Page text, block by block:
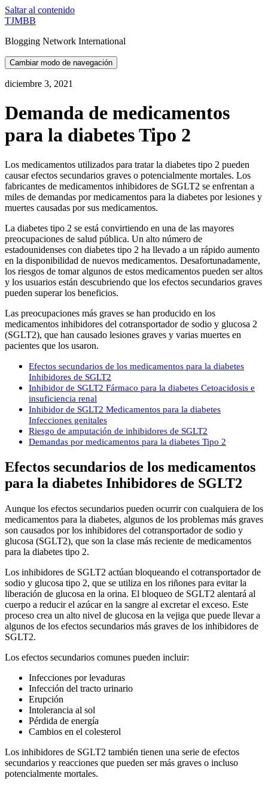
Saltar al contenido
TJMBB
Blogging Network International
Cambiar modo de navegación
diciembre 3, 2021
Demanda de medicamentos
para la diabetes Tipo 2
Los medicamentos utilizados para tratar la diabetes tipo 2 pueden
causar efectos secundarios graves o potencialmente mortales. Los
fabricantes de medicamentos inhibidores de SGLT2 se enfrentan a
miles de demandas por medicamentos para la diabetes por lesiones y
muertes causadas por sus medicamentos.
La diabetes tipo 2 se está convirtiendo en una de las mayores
preocupaciones de salud pública. Un alto número de
estadounidenses con diabetes tipo 2 ha llevado a un rápido aumento
en la disponibilidad de nuevos medicamentos. Desafortunadamente,
los riesgos de tomar algunos de estos medicamentos pueden ser altos
y los usuarios están descubriendo que los efectos secundarios graves
pueden superar los beneficios.
Las preocupaciones más graves se han producido en los
medicamentos inhibidores del cotransportador de sodio y glucosa 2
(SGLT2), que han causado lesiones graves y varias muertes en
pacientes que los usaron.
Efectos secundarios de los medicamentos para la diabetes
Inhibidores de SGLT2
Inhibidor de SGLT2 Fármaco para la diabetes Cetoacidosis e
insuficiencia renal
Inhibidor de SGLT2 Medicamentos para la diabetes
Infecciones genitales
Riesgo de amputación de inhibidores de SGLT2
Demandas por medicamentos para la diabetes Tipo 2
Efectos secundarios de los medicamentos
para la diabetes Inhibidores de SGLT2
Aunque los efectos secundarios pueden ocurrir con cualquiera de los
medicamentos para la diabetes, algunos de los problemas más graves
son causados por los inhibidores del cotransportador de sodio y
glucosa (SGLT2), que son la clase más reciente de medicamentos
para la diabetes tipo 2.
Los inhibidores de SGLT2 actúan bloqueando el cotransportador de
sodio y glucosa tipo 2, que se utiliza en los riñones para evitar la
liberación de glucosa en la orina. El bloqueo de SGLT2 alentará al
cuerpo a reducir el azúcar en la sangre al excretar el exceso. Este
proceso crea un alto nivel de glucosa en la vejiga que puede llevar a
algunos de los efectos secundarios más graves de los inhibidores de
SGLT2.
Los efectos secundarios comunes pueden incluir:
Infecciones por levaduras
Infección del tracto urinario
Erupción
Intolerancia al sol
Pérdida de energía
Cambios en el colesterol
Los inhibidores de SGLT2 también tienen una serie de efectos
secundarios y reacciones que pueden ser más graves o incluso
potencialmente mortales.